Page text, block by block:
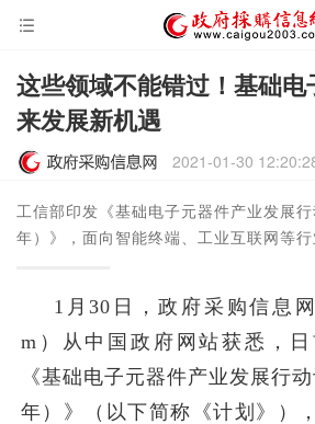
这些领域不能错过！基础
来发展新机遇
2021-01-30
工信部印发《基础电子元器件产业发展
年）》，面向智能终端、工业互联网等行
​1月30日，政府采购信息网
m）从中国政府网站获悉，
《基础电子元器件产业发展行
年）》（以下简称《计划》）